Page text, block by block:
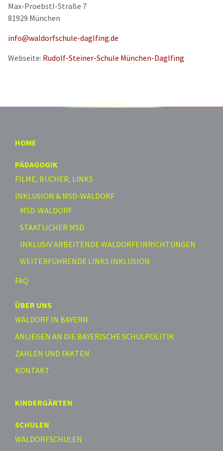
Max-Proebstl-Straße 7
81929 München
info@waldorfschule-daglfing.de
Webseite: Rudolf-Steiner-Schule München-Daglfing
HOME
PÄDAGOGIK
FILME, BÜCHER, LINKS
INKLUSION & MSD-WALDORF
MSD-WALDORF
STAATLICHER MSD
INKLUSIV ARBEITENDE WALDORFEINRICHTUNGEN
WEITERFÜHRENDE LINKS INKLUSION
FAQ
ÜBER UNS
WALDORF IN BAYERN
ANLIEGEN AN DIE BAYERISCHE SCHULPOLITIK
ZAHLEN UND FAKTEN
KONTAKT
KINDERGÄRTEN
SCHULEN
WALDORFSCHULEN